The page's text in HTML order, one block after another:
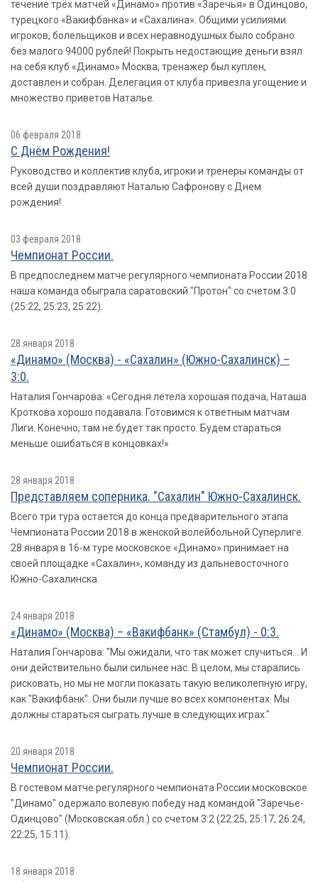
течение трёх матчей «Динамо» против «Заречья» в Одинцово,
турецкого «Вакифбанка» и «Сахалина». Общими усилиями
игроков, болельщиков и всех неравнодушных было собрано
без малого 94000 рублей! Покрыть недостающие деньги взял
на себя клуб «Динамо» Москва, тренажер был куплен,
доставлен и собран. Делегация от клуба привезла угощение и
множество приветов Наталье.
06 февраля 2018
С Днём Рождения!
Руководство и коллектив клуба, игроки и тренеры команды от
всей души поздравляют Наталью Сафронову с Днем
рождения!
03 февраля 2018
Чемпионат России.
В предпоследнем матче регулярного чемпионата России 2018
наша команда обыграла саратовский "Протон" со счетом 3:0
(25:22, 25:23, 25:22).
28 января 2018
«Динамо» (Москва) - «Сахалин» (Южно-Сахалинск) –
3:0.
Наталия Гончарова: «Сегодня летела хорошая подача, Наташа
Кроткова хорошо подавала. Готовимся к ответным матчам
Лиги. Конечно, там не будет так просто. Будем стараться
меньше ошибаться в концовках!»
28 января 2018
Представляем соперника. "Сахалин" Южно-Сахалинск.
Всего три тура остается до конца предварительного этапа
Чемпионата России 2018 в женской волейбольной Суперлиге.
28 января в 16-м туре московское «Динамо» принимает на
своей площадке «Сахалин», команду из дальневосточного
Южно-Сахалинска.
24 января 2018
«Динамо» (Москва) – «Вакифбанк» (Стамбул) - 0:3.
Наталия Гончарова: "Мы ожидали, что так может случиться... И
они действительно были сильнее нас. В целом, мы старались
рисковать, но мы не могли показать такую великолепную игру,
как "Вакифбанк". Они были лучше во всех компонентах. Мы
должны стараться сыграть лучше в следующих играх."
20 января 2018
Чемпионат России.
В гостевом матче регулярного чемпионата России московское
"Динамо" одержало волевую победу над командой "Заречье-
Одинцово" (Московская обл.) со счетом 3:2 (22:25, 25:17, 26:24,
22:25, 15:11).
18 января 2018